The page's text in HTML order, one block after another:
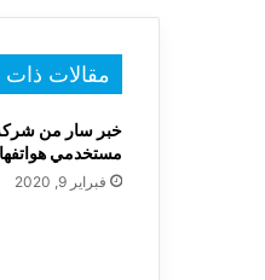
مقالات
خبر سار من
مستخدمي هواتفها
فبراير 9, 2020